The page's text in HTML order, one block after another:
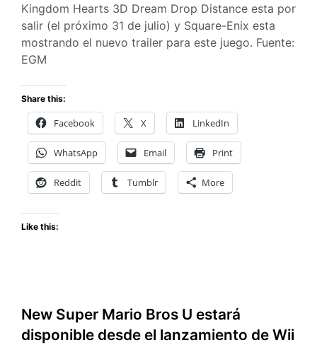
Kingdom Hearts 3D Dream Drop Distance esta por
salir (el próximo 31 de julio) y Square-Enix esta
mostrando el nuevo trailer para este juego. Fuente:
EGM
Share this:
Facebook X LinkedIn
WhatsApp Email Print
Reddit Tumblr More
Like this:
New Super Mario Bros U estará
disponible desde el lanzamiento de Wii